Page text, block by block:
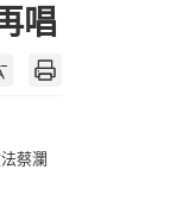
唱
蔡瀾